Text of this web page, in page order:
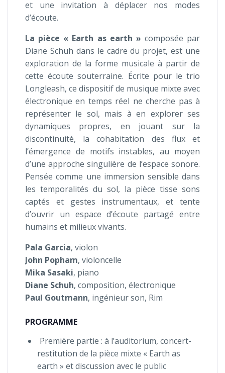
et une invitation à déplacer nos modes
d’écoute.
La pièce « Earth as earth » composée par
Diane Schuh dans le cadre du projet, est une
exploration de la forme musicale à partir de
cette écoute souterraine. Écrite pour le trio
Longleash, ce dispositif de musique mixte avec
électronique en temps réel ne cherche pas à
représenter le sol, mais à en explorer ses
dynamiques propres, en jouant sur la
discontinuité, la cohabitation des flux et
l’émergence de motifs instables, au moyen
d’une approche singulière de l’espace sonore.
Pensée comme une immersion sensible dans
les temporalités du sol, la pièce tisse sons
captés et gestes instrumentaux, et tente
d’ouvrir un espace d’écoute partagé entre
humains et milieux vivants.
Pala Garcia, violon
John Popham, violoncelle
Mika Sasaki, piano
Diane Schuh, composition, électronique
Paul Goutmann, ingénieur son, Rim
PROGRAMME
Première partie : à l’auditorium, concert-
restitution de la pièce mixte « Earth as
earth » et discussion avec le public